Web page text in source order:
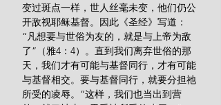
变过斑点一样，世人丝毫未变，他们仍公
开敌视耶稣基督。因此《圣经》写道：
“凡想要与世俗为友的，就是与上帝为敌
了”（雅4：4）。直到我们离弃世俗的那
天，我们才有可能与基督同行，才有可能
与基督相交。要与基督同行，就要分担祂
所受的凌辱。“这样，我们也当出到营